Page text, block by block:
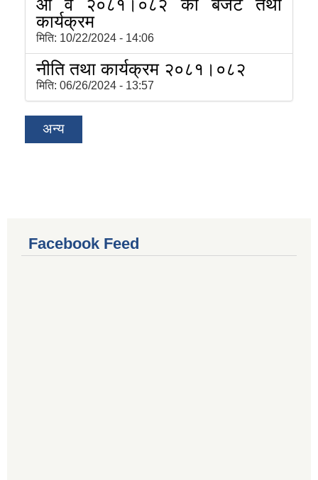
आ व २०८१।०८२ को बजेट तथा
कार्यक्रम
मिति: 10/22/2024 - 14:06
नीति तथा कार्यक्रम २०८१।०८२
मिति: 06/26/2024 - 13:57
अन्य
Facebook Feed